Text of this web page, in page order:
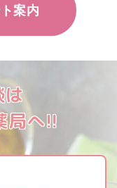
案内
は
局へ!!